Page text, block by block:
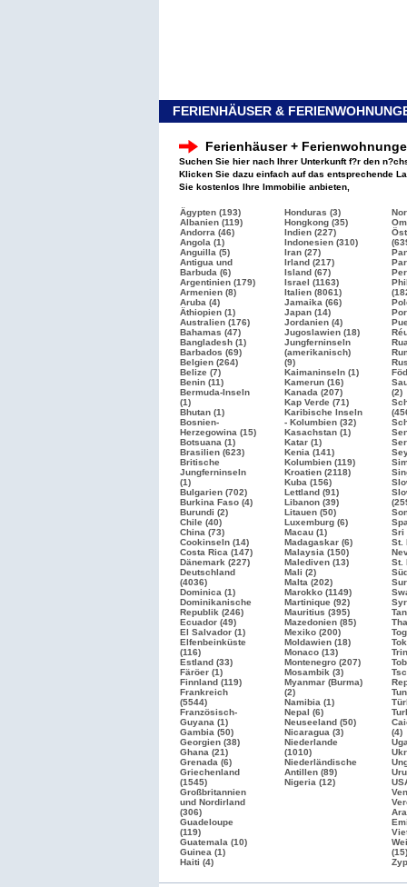
FERIENHÄUSER &
Ferienhäuser +
Suchen Sie hier nach Ihrer Unterkunft f?r den
Klicken Sie dazu einfach auf das entsprechende
Sie kostenlos Ihre Immobilie anbieten,
Ägypten (193)
Albanien (119)
Andorra (46)
Angola (1)
Anguilla (5)
Antigua und
Barbuda (6)
Argentinien (179)
Armenien (8)
Aruba (4)
Äthiopien (1)
Australien (176)
Bahamas (47)
Bangladesh (1)
Barbados (69)
Belgien (264)
Belize (7)
Benin (11)
Bermuda-Inseln
(1)
Bhutan (1)
Bosnien-
Herzegowina (15)
Botsuana (1)
Brasilien (623)
Britische
Jungferninseln
(1)
Bulgarien (702)
Burkina Faso (4)
Burundi (2)
Chile (40)
China (73)
Cookinseln (14)
Costa Rica (147)
Dänemark (227)
Deutschland
(4036)
Dominica (1)
Dominikanische
Republik (246)
Ecuador (49)
El Salvador (1)
Elfenbeinküste
(116)
Estland (33)
Färöer (1)
Finnland (119)
Frankreich
(5544)
Französisch-
Guyana (1)
Gambia (50)
Georgien (38)
Ghana (21)
Grenada (6)
Griechenland
(1545)
Großbritannien
und Nordirland
(306)
Guadeloupe
(119)
Guatemala (10)
Guinea (1)
Haiti (4)
Honduras (3)
Hongkong (35)
Indien (227)
Indonesien (310)
Iran (27)
Irland (217)
Island (67)
Israel (1163)
Italien (8061)
Jamaika (66)
Japan (14)
Jordanien (4)
Jugoslawien (18)
Jungferninseln
(amerikanisch)
(9)
Kaimaninseln (1)
Kamerun (16)
Kanada (207)
Kap Verde (71)
Karibische Inseln
- Kolumbien (32)
Kasachstan (1)
Katar (1)
Kenia (141)
Kolumbien (119)
Kroatien (2118)
Kuba (156)
Lettland (91)
Libanon (39)
Litauen (50)
Luxemburg (6)
Macau (1)
Madagaskar (6)
Malaysia (150)
Malediven (13)
Mali (2)
Malta (202)
Marokko (1149)
Martinique (92)
Mauritius (395)
Mazedonien (85)
Mexiko (200)
Moldawien (18)
Monaco (13)
Montenegro (207)
Mosambik (3)
Myanmar (Burma)
(2)
Namibia (1)
Nepal (6)
Neuseeland (50)
Nicaragua (3)
Niederlande
(1010)
Niederländische
Antillen (89)
Nigeria (12)
(2)
Sri
St.
St.
(4)
(15)